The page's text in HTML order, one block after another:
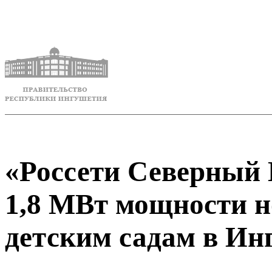
«Россети
1,8 МВт мощности
детским садам в